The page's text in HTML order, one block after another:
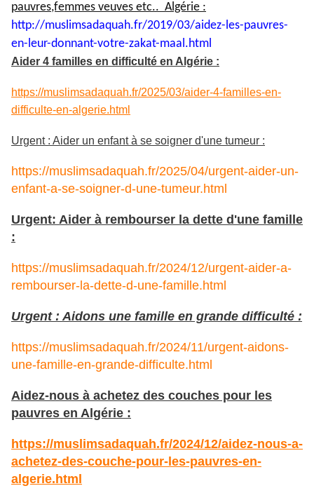
pauvres,femmes veuves etc.. Algérie :
http://muslimsadaquah.fr/2019/03/aidez-les-pauvres-
en-leur-donnant-votre-zakat-maal.html
Aider 4 familles en difficulté en Algérie :
https://muslimsadaquah.fr/2025/03/aider-4-familles-en-
difficulte-en-algerie.html
Urgent : Aider un enfant à se soigner d'une tumeur :
https://muslimsadaquah.fr/2025/04/urgent-aider-un-
enfant-a-se-soigner-d-une-tumeur.html
Urgent: Aider à rembourser la dette d'une famille
:
https://muslimsadaquah.fr/2024/12/urgent-aider-a-
rembourser-la-dette-d-une-famille.html
Urgent : Aidons une famille en grande difficulté :
https://muslimsadaquah.fr/2024/11/urgent-aidons-
une-famille-en-grande-difficulte.html
Aidez-nous à achetez des couches pour les
pauvres en Algérie :
https://muslimsadaquah.fr/2024/12/aidez-nous-a-
achetez-des-couche-pour-les-pauvres-en-
algerie.html